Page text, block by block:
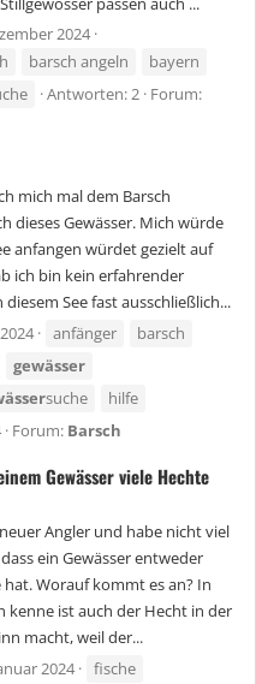
2024
barsch angeln
bayern
Antworten: 2 Forum:
mich mal dem Barsch
dieses Gewässer. Mich würde
anfangen würdet gezielt auf
ich bin kein erfahrender
See fast ausschließlich...
anfänger
barsch
gewässer
suche
hilfe
Forum: Barsch
Gewässer viele Hechte
Angler und habe nicht viel
ein Gewässer entweder
Worauf kommt es an? In
kenne ist auch der Hecht in der
macht, weil der...
2024
fische